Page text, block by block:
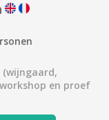
(wijngaard,
en proef